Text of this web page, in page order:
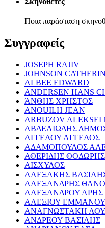
Ποια παράσταση
Συγγραφείς
JOSEPH RAJIV
JOHNSON
ALBEE EDWARD
ANDERSEN HANS
ΆΝΘΗΣ ΧΡΗΣΤΟΣ
ANOUILH JEAN
ARBUZOV ALEKSEI
ΑΒΔΕΛΙΩΔΗΣ
ΑΓΓΕΛΟΥ ΑΓΓΕΛΟΣ
ΑΔΑΜΟΠΟΥΛΟΣ
ΑΘΕΡΙΔΗΣ ΘΟΔΩΡΗΣ
ΑΙΣΧΥΛΟΣ
ΑΛΕΞΑΚΗΣ
ΑΛΕΞΑΝΔΡΗΣ
ΑΛΕΞΑΝΔΡΟΥ ΑΡΗΣ
ΑΛΕΞΙΟΥ
ΑΝΑΓΝΩΣΤΑΚΗ
ΑΝΔΡΕΟΥ ΒΑΣΙΛΗΣ